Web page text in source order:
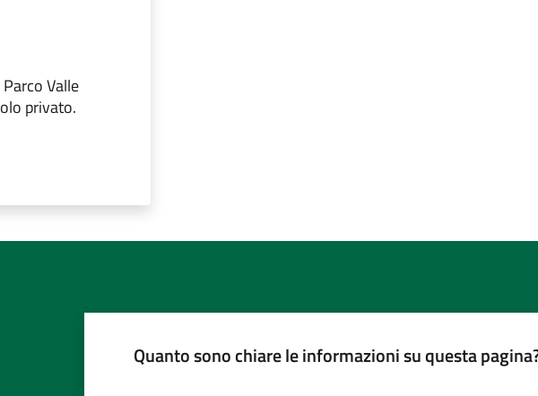
Valle
privato.
Quanto sono chiare le informazioni su questa